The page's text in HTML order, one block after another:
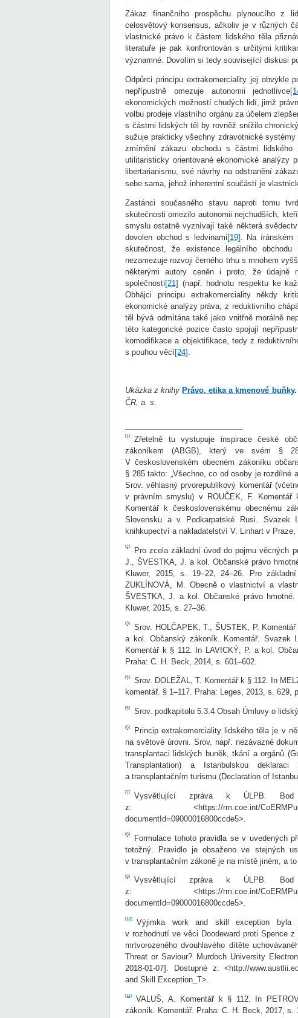
Zákaz finančního prospěchu plynoucího
celosvětový konsensus, ačkoliv je v různých
vlastnické právo k částem lidského těla
literatuře je pak konfrontován s určitými
významné. Dovolím si tedy související diskusi
Odpůrci principu extrakomerciality jej obvykle
nepřípustně omezuje autonomii jednotlivce
ekonomických možností chudých lidí, jimž
volbu prodeje vlastního orgánu za účelem
s částmi lidských těl by rovněž snížilo
sužuje prakticky všechny zdravotnické systémy
zmírnění zákazu obchodu s částmi
utilitaristicky orientované ekonomické analýzy
libertarianismu, své návrhy na odstranění
sebe sama, jehož inherentní součástí je
Zastánci současného stavu naproti tomu
skutečnosti omezilo autonomii nejchudších,
smyslu ostatně vyznívají také některá
dovolen obchod s ledvinami [19]
. Na
skutečnost, že existence legálního
nezamezuje rozvoji černého trhu s mnohem
některými autory ceněn i proto, že údajně
společnosti [21] (např. hodnotu respektu ke
Obhájci principu extrakomerciality někdy
ekonomické analýzy práva, z reduktivního
těl bývá odmítána také jako vnitřně morálně
této kategorické pozice často spojují
komodifikace a objektifikace, tedy z
s pouhou věcí[24]
Ukázka z knihy Právo, etika a kmenové buňky.
ČR, a. s.
[1]
Zřetelně tu vystupuje inspirace české
zákoníkem (ABGB), který ve svém §
V československém obecném zákoníku
§ 285 takto: „Všechno, co od osoby je
Srov. věhlasný prvorepublikový komentář
v právním smyslu) v ROUČEK, F.
Komentář k československému obecnému
Slovensku a v Podkarpatské Rusi.
knihkupectví a nakladatelství V. Linhart v Praze,
[2]
Pro zcela základní úvod do pojmu věcných
J., ŠVESTKA, J. a kol. Občanské právo
Kluwer, 2015, s. 19–22, 24–26. Pro
ZUKLÍNOVÁ, M. Obecně o vlastnictví a
ŠVESTKA, J. a kol. Občanské právo
Kluwer, 2015, s. 27–36.
[3]
Srov. HOLČAPEK, T., ŠUSTEK, P.
a kol. Občanský zákoník. Komentář. Svazek
Komentář k § 112. In LAVICKÝ, P. a kol.
Praha: C. H. Beck, 2014, s. 601–602.
[4]
Srov. DOLEŽAL, T. Komentář k § 112. In
komentář. § 1–117. Praha: Leges, 2013, s. 629,
[5] Srov. podkapitolu 5.3.4 Obsah Úmluvy o
[6]
Princip extrakomerciality lidského těla je v
na světové úrovni. Srov. např. nezávazné
transplantaci lidských buněk, tkání a orgánů
Transplantation) a Istanbulskou
a transplantačním turismu (Declaration of
[7]
Vysvětlující zpráva k ÚLPB.
z: <https://rm.coe.int/
documentId=09000016800ccde5>.
[8]
Formulace tohoto pravidla se v uvedených
totožný. Pravidlo je obsaženo ve stejných
v transplantačním zákoně je na místě jiném, a to
[9]
Vysvětlující zpráva k ÚLPB.
z: <https://rm.coe.int/
documentId=09000016800ccde5>.
[10]
Výjimka work and skill exception byla
v rozhodnutí ve věci Doodeward proti Spence
mrtvorozeného dvouhlavého dítěte
Threat or Saviour? Murdoch University
2018-01-07]. Dostupné z: <http://
and Skill Exception_T>.
[11]
VALUŠ, A. Komentář k § 112. In
zákoník. Komentář. Praha: C. H. Beck, 2017, s.